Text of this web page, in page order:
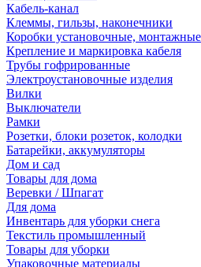
Кабель-канал
Клеммы, гильзы, наконечники
Коробки установочные, монтажные
Крепление и маркировка кабеля
Трубы гофрированные
Электроустановочные изделия
Вилки
Выключатели
Рамки
Розетки, блоки розеток, колодки
Батарейки, аккумуляторы
Дом и сад
Товары для дома
Веревки / Шпагат
Для дома
Инвентарь для уборки снега
Текстиль промышленный
Товары для уборки
Упаковочные материалы